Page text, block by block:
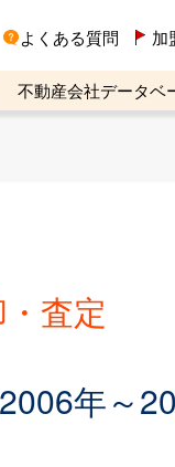
よくある質問 加
不動産会社データベ
査定
年～